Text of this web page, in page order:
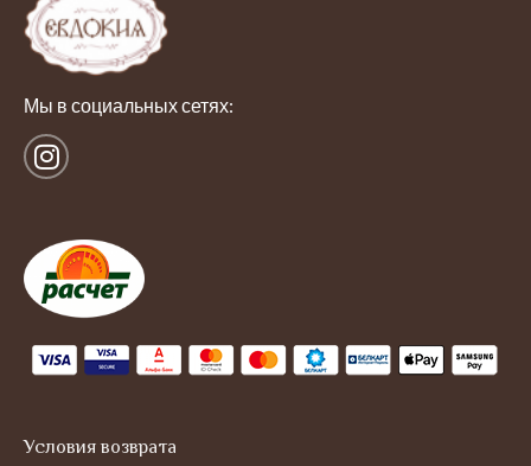
Мы в социальных сетях:
I
n
a
g
r
a
m
Условия возврата